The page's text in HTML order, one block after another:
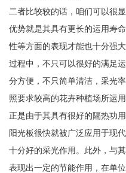
二者比较较的话，咱们可以很
优势就是其具有更长的运用寿
性等方面的表现才能也十分强
过程中，不只可以很好的满足
分方便，不只简单清洁，采光
照要求较高的花卉种植场所运用
正是由于其具有很好的隔热功
阳光板很快就被广泛应用于现
十分好的采光作用。此外，与
表现出一定的节能作用，在单